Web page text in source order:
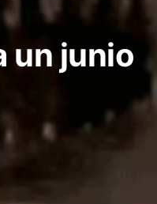
un junio